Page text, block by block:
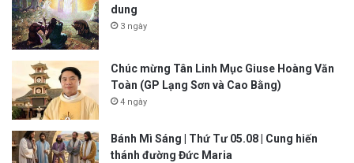
dung
3 ngày
Chúc mừng Tân Linh Mục Giuse Hoàng Văn
Toàn (GP Lạng Sơn và Cao Bằng)
4 ngày
Bánh Mì Sáng | Thứ Tư 05.08 | Cung hiến
thánh đường Đức Maria